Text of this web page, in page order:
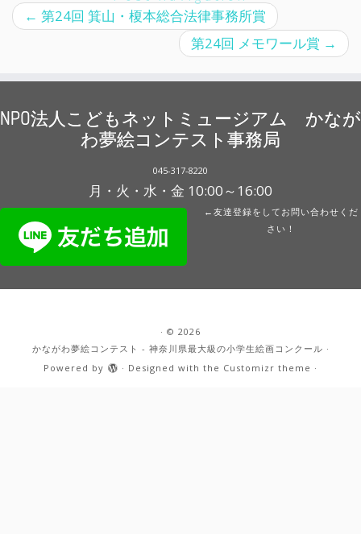
← 第24回 箕山・榎本総合法律事務所賞
第24回 メモワール賞 →
NPO法人こどもネットミュージアム かなが
わ夢絵コンテスト事務局
045-317-8220
月・火・水・金 10:00～16:00
←友達登録をしてお問い合わせくだ
さい！
· © 2026
かながわ夢絵コンテスト - 神奈川県最大級の小学生絵画コンクール ·
Powered by
· Designed with the Customizr theme ·